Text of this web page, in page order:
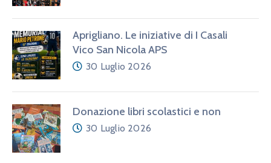
Aprigliano. Le iniziative di I Casali
Vico San Nicola APS
30 Luglio 2026
Donazione libri scolastici e non
30 Luglio 2026